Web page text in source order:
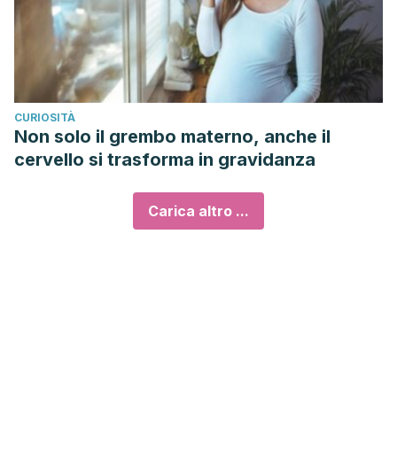
CURIOSITÀ
Non solo il grembo materno, anche il
cervello si trasforma in gravidanza
Carica altro ...